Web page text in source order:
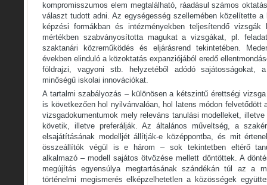
kompromisszumos elem megtalálható, ráadásul számos
választ tudott adni. Az egységesség szellemében közelítette a
képzési formákban és intézményekben teljesítendő vizsgák
mértékben szabványosította magukat a vizsgákat, pl.
szaktanári közreműködés és eljárásrend tekintetében.
években elinduló a közoktatás expanziójából eredő
földrajzi, vagyoni stb. helyzetéből adódó sajátosságokat,
minőségű iskolai innovációkat.
A tartalmi szabályozás – különösen a kétszintű érettségi
is következően hol nyilvánvalóan, hol latens módon felvetődött
vizsgadokumentumok mely releváns tanulási modelleket,
követik, illetve preferálják. Az általános műveltség, a
elsajátításának modelljét állítják-e középpontba, és mit
összeállítók végül is e három – sok tekintetben eltérő
alkalmazó – modell sajátos ötvözése mellett döntöttek. A
megújítás egyensúlya megtartásának szándékán túl az a
történelmi megismerés elképzelhetetlen a közösségek